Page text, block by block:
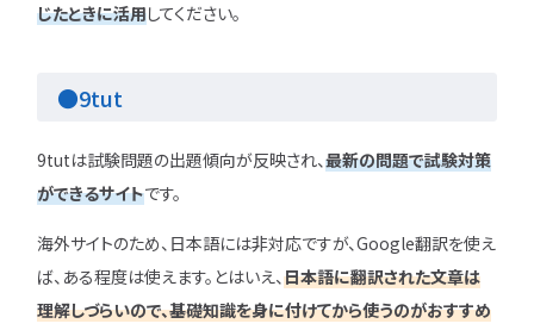
じたときに活用してください。
●9tut
9tutは試験問題の出題傾向が反映され、最新の問題で試験対策
ができるサイトです。
海外サイトのため、日本語には非対応ですが、Google翻訳を使え
ば、ある程度は使えます。とはいえ、日本語に翻訳された文章は
理解しづらいので、基礎知識を身に付けてから使うのがおすすめ